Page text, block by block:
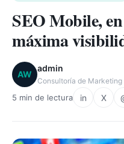
SEO Mobile,
máxima
AW
admin
Consultoría de Marketing
5 min de lectura in X